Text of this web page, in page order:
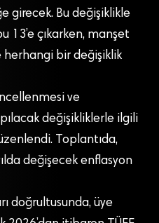
girecek. Bu değişiklikle
13’e çıkarken, manşet
bir değişiklik
ve
değişikliklerle ilgili
Toplantıda,
değişecek enflasyon
doğrultusunda, üye